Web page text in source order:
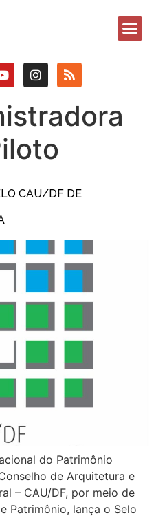
CAU/DF DE
do Patrimônio
de Arquitetura e
– CAU/DF, por meio de
Patrimônio, lança o Selo